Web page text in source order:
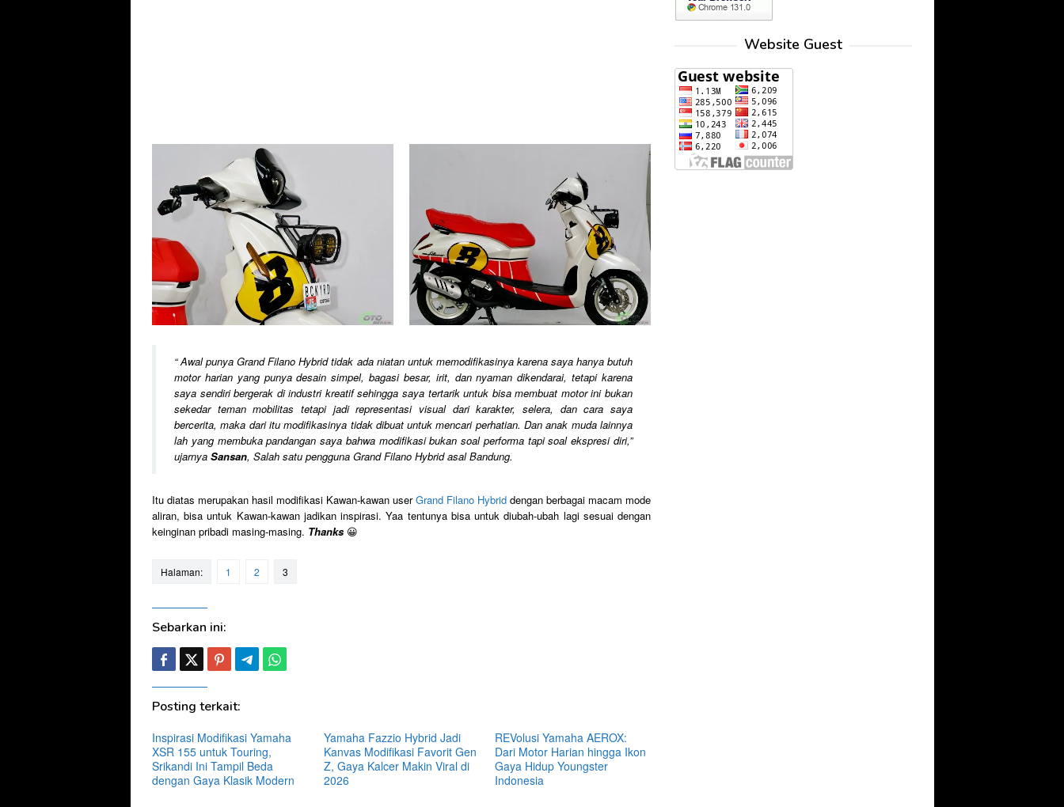
“Awal punya Grand Filano Hybrid tidak ada niatan untuk memodifikasinya karena saya hanya butuh
motor harian yang punya desain simpel, bagasi besar, irit, dan nyaman dikendarai, tetapi karena
saya sendiri bergerak di industri kreatif sehingga saya tertarik untuk bisa membuat motor ini bukan
sekedar teman mobilitas tetapi jadi representasi visual dari karakter, selera, dan cara saya
bercerita, maka dari itu modifikasinya tidak dibuat untuk mencari perhatian. Dan anak muda lainnya
lah yang membuka pandangan saya bahwa modifikasi bukan soal performa tapi soal ekspresi diri,”
ujarnya Sansan, Salah satu pengguna Grand Filano Hybrid asal Bandung.
Itu diatas merupakan hasil modifikasi Kawan-kawan userGrand Filano Hybrid dengan berbagai macam mode
aliran, bisa untuk Kawan-kawan jadikan inspirasi. Yaa tentunya bisa untuk diubah-ubah lagi sesuai dengan
keinginan pribadi masing-masing. Thanks 😀
Halaman: 1 2 3
Sebarkan ini:
Posting terkait:
Inspirasi Modifikasi Yamaha
XSR 155 untuk Touring,
Srikandi Ini Tampil Beda
dengan Gaya Klasik Modern
Yamaha Fazzio Hybrid Jadi
Kanvas Modifikasi Favorit Gen
Z, Gaya Kalcer Makin Viral di
2026
REVolusi Yamaha AEROX:
Dari Motor Harian hingga Ikon
Gaya Hidup Youngster
Indonesia
Website Guest